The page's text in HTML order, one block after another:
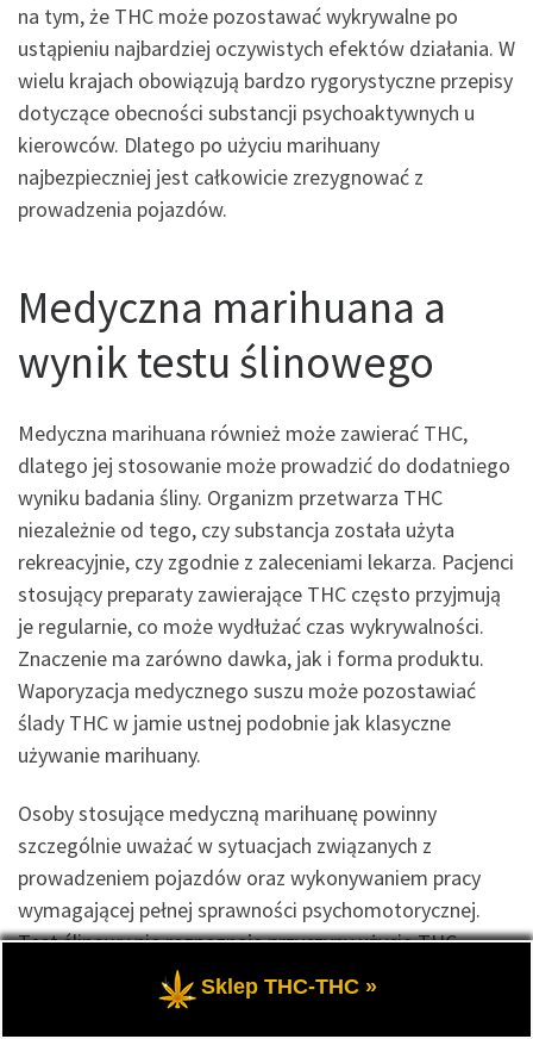
na tym, że THC może pozostawać wykrywalne po
ustąpieniu najbardziej oczywistych efektów działania. W
wielu krajach obowiązują bardzo rygorystyczne przepisy
dotyczące obecności substancji psychoaktywnych u
kierowców. Dlatego po użyciu marihuany
najbezpieczniej jest całkowicie zrezygnować z
prowadzenia pojazdów.
Medyczna marihuana a
wynik testu ślinowego
Medyczna marihuana również może zawierać THC,
dlatego jej stosowanie może prowadzić do dodatniego
wyniku badania śliny. Organizm przetwarza THC
niezależnie od tego, czy substancja została użyta
rekreacyjnie, czy zgodnie z zaleceniami lekarza. Pacjenci
stosujący preparaty zawierające THC często przyjmują
je regularnie, co może wydłużać czas wykrywalności.
Znaczenie ma zarówno dawka, jak i forma produktu.
Waporyzacja medycznego suszu może pozostawiać
ślady THC w jamie ustnej podobnie jak klasyczne
używanie marihuany.
Osoby stosujące medyczną marihuanę powinny
szczególnie uważać w sytuacjach związanych z
prowadzeniem pojazdów oraz wykonywaniem pracy
wymagającej pełnej sprawności psychomotorycznej.
Test ślinowy nie rozpoznaje przyczyny użycia THC —
wykrywa jedynie samą substancję. W przypadku
zawodów związanych z bezpieczeństwem lub
Sklep THC-THC »